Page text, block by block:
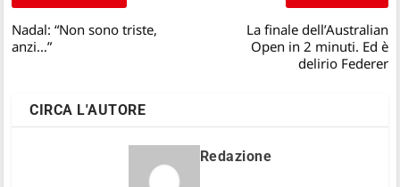
Nadal: “Non sono triste,
anzi…”
La finale dell’Australian
Open in 2 minuti. Ed è
delirio Federer
CIRCA L'AUTORE
Redazione